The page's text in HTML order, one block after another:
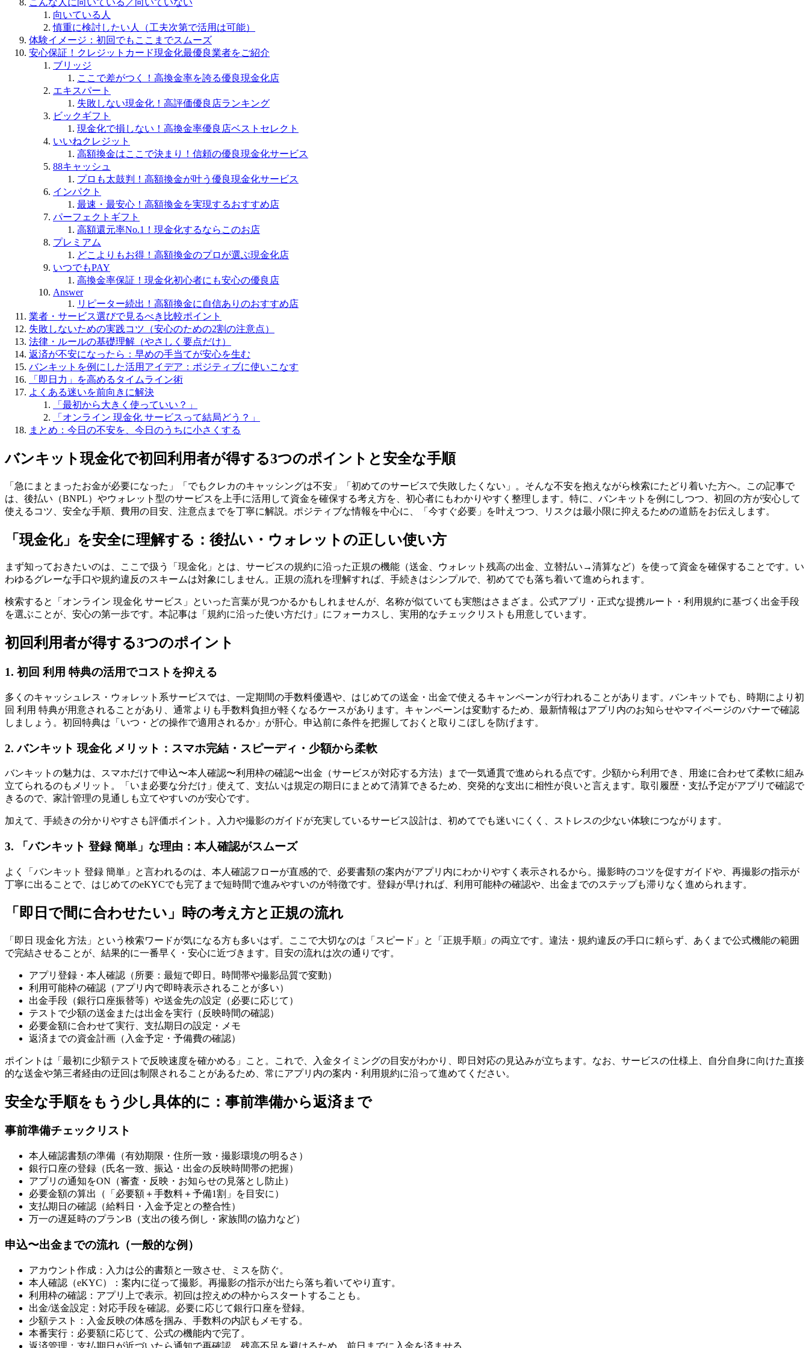
向いている人
慎重に検討したい人（工夫次第で活用は可能）
体験イメージ：初回でもここまでスムーズ
安心保証！クレジットカード現金化最優良業者をご紹介
ブリッジ
ここで差がつく！高換金率を誇る優良現金化店
エキスパート
失敗しない現金化！高評価優良店ランキング
ビックギフト
現金化で損しない！高換金率優良店ベストセレクト
いいねクレジット
高額換金はここで決まり！信頼の優良現金化サービス
88キャッシュ
プロも太鼓判！高額換金が叶う優良現金化サービス
インパクト
最速・最安心！高額換金を実現するおすすめ店
パーフェクトギフト
高額還元率No.1！現金化するならこのお店
プレミアム
どこよりもお得！高額換金のプロが選ぶ現金化店
いつでもPAY
高換金率保証！現金化初心者にも安心の優良店
Answer
リピーター続出！高額換金に自信ありのおすすめ店
業者・サービス選びで見るべき比較ポイント
失敗しないための実践コツ（安心のための2割の注意点）
法律・ルールの基礎理解（やさしく要点だけ）
返済が不安になったら：早めの手当てが安心を生む
バンキットを例にした活用アイデア：ポジティブに使いこなす
「即日力」を高めるタイムライン術
よくある迷いを前向きに解決
「最初から大きく使っていい？」
「オンライン 現金化 サービスって結局どう？」
まとめ：今日の不安を、今日のうちに小さくする
バンキット現金化で初回利用者が得する3つのポイントと安全な手順
「急にまとまったお金が必要になった」「でもクレカのキャッシングは不安」「初めてのサービスで失敗したくない」。そんな不安を抱えながら検索にたどり着いた方へ。この記事で
は、後払い（BNPL）やウォレット型のサービスを上手に活用して資金を確保する考え方を、初心者にもわかりやすく整理します。特に、バンキットを例にしつつ、初回の方が安心して
使えるコツ、安全な手順、費用の目安、注意点までを丁寧に解説。ポジティブな情報を中心に、「今すぐ必要」を叶えつつ、リスクは最小限に抑えるための道筋をお伝えします。
「現金化」を安全に理解する：後払い・ウォレットの正しい使い方
まず知っておきたいのは、ここで扱う「現金化」とは、サービスの規約に沿った正規の機能（送金、ウォレット残高の出金、立替払い→清算など）を使って資金を確保することです。い
わゆるグレーな手口や規約違反のスキームは対象にしません。正規の流れを理解すれば、手続きはシンプルで、初めてでも落ち着いて進められます。
検索すると「オンライン 現金化 サービス」といった言葉が見つかるかもしれませんが、名称が似ていても実態はさまざま。公式アプリ・正式な提携ルート・利用規約に基づく出金手段
を選ぶことが、安心の第一歩です。本記事は「規約に沿った使い方だけ」にフォーカスし、実用的なチェックリストも用意しています。
初回利用者が得する3つのポイント
1. 初回 利用 特典の活用でコストを抑える
多くのキャッシュレス・ウォレット系サービスでは、一定期間の手数料優遇や、はじめての送金・出金で使えるキャンペーンが行われることがあります。バンキットでも、時期により初
回 利用 特典が用意されることがあり、通常よりも手数料負担が軽くなるケースがあります。キャンペーンは変動するため、最新情報はアプリ内のお知らせやマイページのバナーで確認
しましょう。初回特典は「いつ・どの操作で適用されるか」が肝心。申込前に条件を把握しておくと取りこぼしを防げます。
2. バンキット 現金化 メリット：スマホ完結・スピーディ・少額から柔軟
バンキットの魅力は、スマホだけで申込〜本人確認〜利用枠の確認〜出金（サービスが対応する方法）まで一気通貫で進められる点です。少額から利用でき、用途に合わせて柔軟に組み
立てられるのもメリット。「いま必要な分だけ」使えて、支払いは規定の期日にまとめて清算できるため、突発的な支出に相性が良いと言えます。取引履歴・支払予定がアプリで確認で
きるので、家計管理の見通しも立てやすいのが安心です。
加えて、手続きの分かりやすさも評価ポイント。入力や撮影のガイドが充実しているサービス設計は、初めてでも迷いにくく、ストレスの少ない体験につながります。
3. 「バンキット 登録 簡単」な理由：本人確認がスムーズ
よく「バンキット 登録 簡単」と言われるのは、本人確認フローが直感的で、必要書類の案内がアプリ内にわかりやすく表示されるから。撮影時のコツを促すガイドや、再撮影の指示が
丁寧に出ることで、はじめてのeKYCでも完了まで短時間で進みやすいのが特徴です。登録が早ければ、利用可能枠の確認や、出金までのステップも滞りなく進められます。
「即日で間に合わせたい」時の考え方と正規の流れ
「即日 現金化 方法」という検索ワードが気になる方も多いはず。ここで大切なのは「スピード」と「正規手順」の両立です。違法・規約違反の手口に頼らず、あくまで公式機能の範囲
で完結させることが、結果的に一番早く・安心に近づきます。目安の流れは次の通りです。
アプリ登録・本人確認（所要：最短で即日。時間帯や撮影品質で変動）
利用可能枠の確認（アプリ内で即時表示されることが多い）
出金手段（銀行口座振替等）や送金先の設定（必要に応じて）
テストで少額の送金または出金を実行（反映時間の確認）
必要金額に合わせて実行、支払期日の設定・メモ
返済までの資金計画（入金予定・予備費の確認）
ポイントは「最初に少額テストで反映速度を確かめる」こと。これで、入金タイミングの目安がわかり、即日対応の見込みが立ちます。なお、サービスの仕様上、自分自身に向けた直接
的な送金や第三者経由の迂回は制限されることがあるため、常にアプリ内の案内・利用規約に沿って進めてください。
安全な手順をもう少し具体的に：事前準備から返済まで
事前準備チェックリスト
本人確認書類の準備（有効期限・住所一致・撮影環境の明るさ）
銀行口座の登録（氏名一致、振込・出金の反映時間帯の把握）
アプリの通知をON（審査・反映・お知らせの見落とし防止）
必要金額の算出（「必要額＋手数料＋予備1割」を目安に）
支払期日の確認（給料日・入金予定との整合性）
万一の遅延時のプランB（支出の後ろ倒し・家族間の協力など）
申込〜出金までの流れ（一般的な例）
アカウント作成：入力は公的書類と一致させ、ミスを防ぐ。
本人確認（eKYC）：案内に従って撮影。再撮影の指示が出たら落ち着いてやり直す。
利用枠の確認：アプリ上で表示。初回は控えめの枠からスタートすることも。
出金/送金設定：対応手段を確認。必要に応じて銀行口座を登録。
少額テスト：入金反映の体感を掴み、手数料の内訳もメモする。
本番実行：必要額に応じて、公式の機能内で完了。
返済管理：支払期日が近づいたら通知で再確認。残高不足を避けるため、前日までに入金を済ませる。